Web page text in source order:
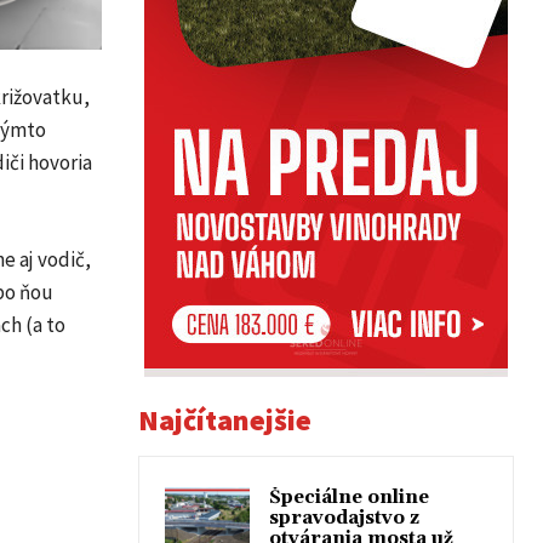
hovoria
aj vodič,
ňou
(a to
Najčítanejšie
Špeciálne online
spravodajstvo z